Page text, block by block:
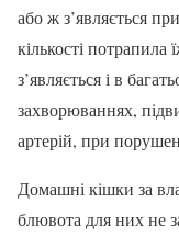
або ж з’являється
кількості
з’являється і в
захворюваннях,
артерій, при
Домашні кішки за
блювота для них не